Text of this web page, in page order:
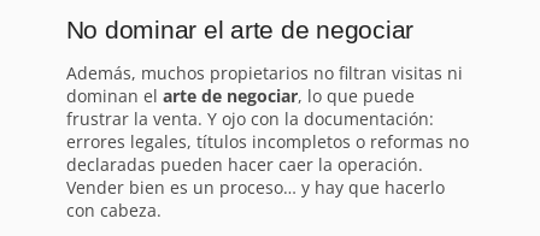
No dominar el arte de negociar
Además, muchos propietarios no filtran visitas ni
dominan el arte de negociar, lo que puede
frustrar la venta. Y ojo con la documentación:
errores legales, títulos incompletos o reformas no
declaradas pueden hacer caer la operación.
Vender bien es un proceso… y hay que hacerlo
con cabeza.